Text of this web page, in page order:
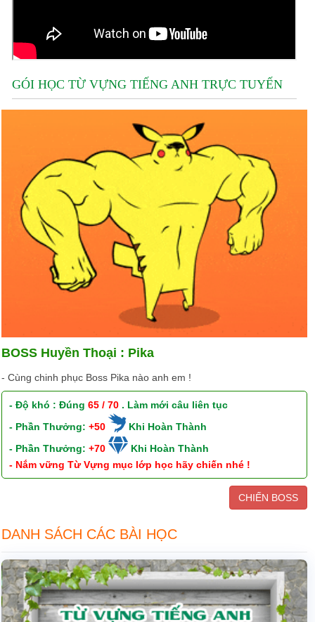
GÓI HỌC TỪ VỰNG TIẾNG ANH TRỰC TUYẾN
BOSS Huyền Thoại : Pika
- Cùng chinh phục Boss Pika nào anh em !
- Độ khó : Đúng65 / 70 . Làm mới câu liên tục
- Phần Thưởng:+50
Khi Hoàn Thành
- Phần Thưởng:+70
Khi Hoàn Thành
- Nắm vững Từ Vựng mục lớp học hãy chiến nhé !
CHIẾN BOSS
DANH SÁCH CÁC BÀI HỌC